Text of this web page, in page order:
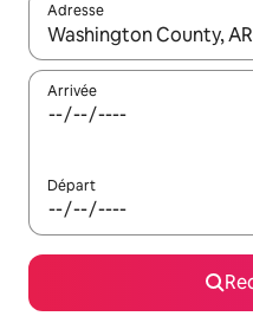
Adresse
Lorsque les résultats
Arrivée
Départ